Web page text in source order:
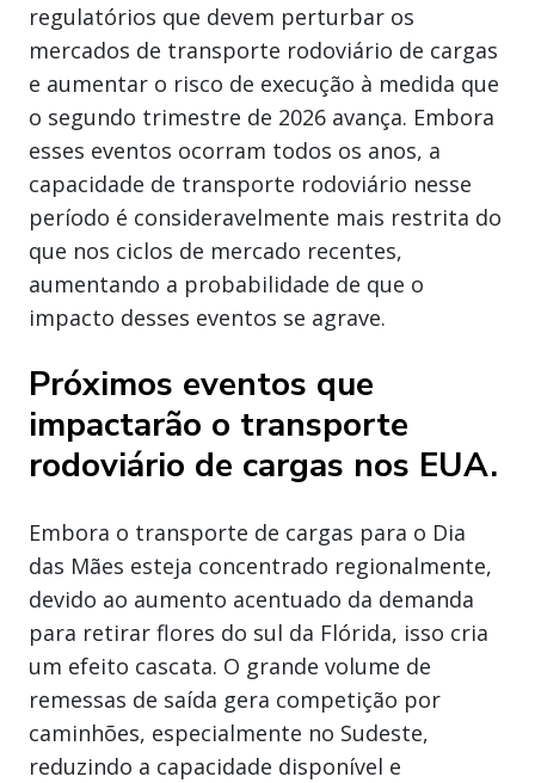
regulatórios que devem perturbar os
mercados de transporte rodoviário de cargas
e aumentar o risco de execução à medida que
o segundo trimestre de 2026 avança. Embora
esses eventos ocorram todos os anos, a
capacidade de transporte rodoviário nesse
período é consideravelmente mais restrita do
que nos ciclos de mercado recentes,
aumentando a probabilidade de que o
impacto desses eventos se agrave.
Próximos eventos que
impactarão o transporte
rodoviário de cargas nos EUA.
Embora o transporte de cargas para o Dia
das Mães esteja concentrado regionalmente,
devido ao aumento acentuado da demanda
para retirar flores do sul da Flórida, isso cria
um efeito cascata. O grande volume de
remessas de saída gera competição por
caminhões, especialmente no Sudeste,
reduzindo a capacidade disponível e